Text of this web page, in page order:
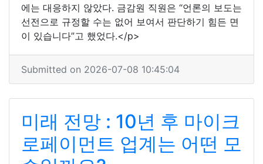
에는 대응하지 않았다. 금감원 직원은 “언론의 보도는
선전으로 규정할 수는 없어 보여서 판단하기 힘든 면
이 있습니다”고 했었다.</p>
Submitted on 2026-07-08 10:45:04
미래 전망 : 10년 후 마이크
로페이먼트 업계는 어떤 모